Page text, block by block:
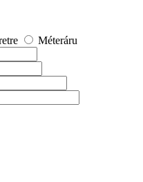
Méteráru